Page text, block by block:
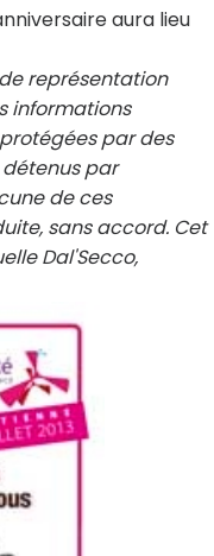
aura lieu
représentation
informations
par des
par
de ces
sans accord. Cet
Dal'Secco,